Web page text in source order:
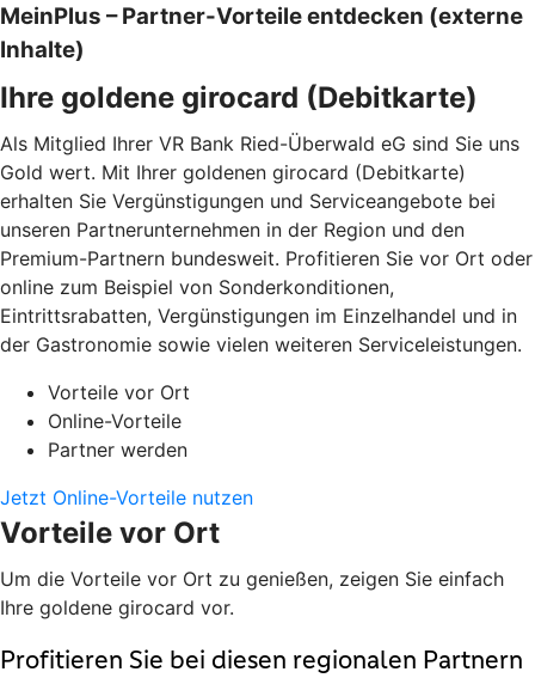
MeinPlus – Partner-Vorteile entdecken (externe
Inhalte)
Ihre goldene girocard (Debitkarte)
Als Mitglied Ihrer VR Bank Ried-Überwald eG sind Sie uns
Gold wert. Mit Ihrer goldenen girocard (Debitkarte)
erhalten Sie Vergünstigungen und Serviceangebote bei
unseren Partnerunternehmen in der Region und den
Premium-Partnern bundesweit. Profitieren Sie vor Ort oder
online zum Beispiel von Sonderkonditionen,
Eintrittsrabatten, Vergünstigungen im Einzelhandel und in
der Gastronomie sowie vielen weiteren Serviceleistungen.
Vorteile vor Ort
Online-Vorteile
Partner werden
Jetzt Online-Vorteile nutzen
Vorteile vor Ort
Um die Vorteile vor Ort zu genießen, zeigen Sie einfach
Ihre goldene girocard vor.